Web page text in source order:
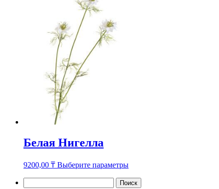
Белая Нигелла
9200,00 ₸ Выберите параметры
имеет